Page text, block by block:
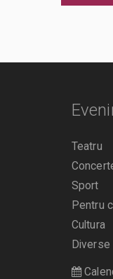
Teatru
Sport
Pentru
Cultura
Diverse